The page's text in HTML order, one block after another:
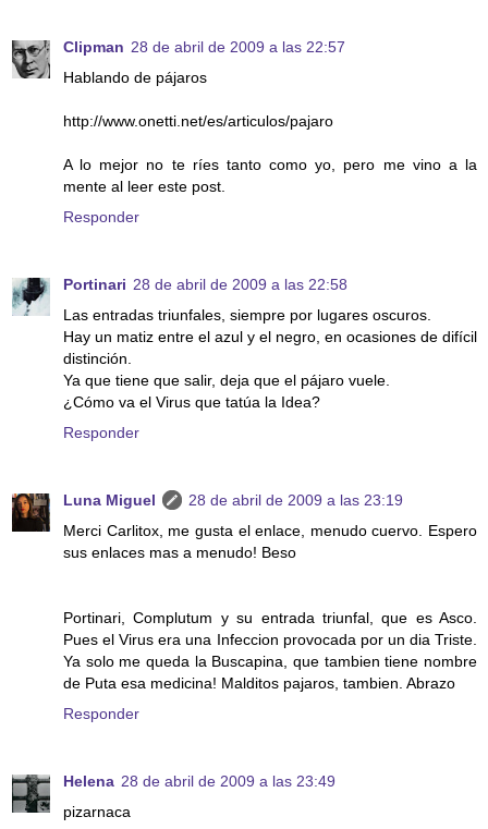
Clipman 28 de abril de 2009 a las 22:57
Hablando de pájaros
http://www.onetti.net/es/articulos/pajaro
A lo mejor no te ríes tanto como yo, pero me vino a la
mente al leer este post.
Responder
Portinari 28 de abril de 2009 a las 22:58
Las entradas triunfales, siempre por lugares oscuros.
Hay un matiz entre el azul y el negro, en ocasiones de difícil
distinción.
Ya que tiene que salir, deja que el pájaro vuele.
¿Cómo va el Virus que tatúa la Idea?
Responder
Luna Miguel
28 de abril de 2009 a las 23:19
Merci Carlitox, me gusta el enlace, menudo cuervo. Espero
sus enlaces mas a menudo! Beso
Portinari, Complutum y su entrada triunfal, que es Asco.
Pues el Virus era una Infeccion provocada por un dia Triste.
Ya solo me queda la Buscapina, que tambien tiene nombre
de Puta esa medicina! Malditos pajaros, tambien. Abrazo
Responder
Helena 28 de abril de 2009 a las 23:49
pizarnaca